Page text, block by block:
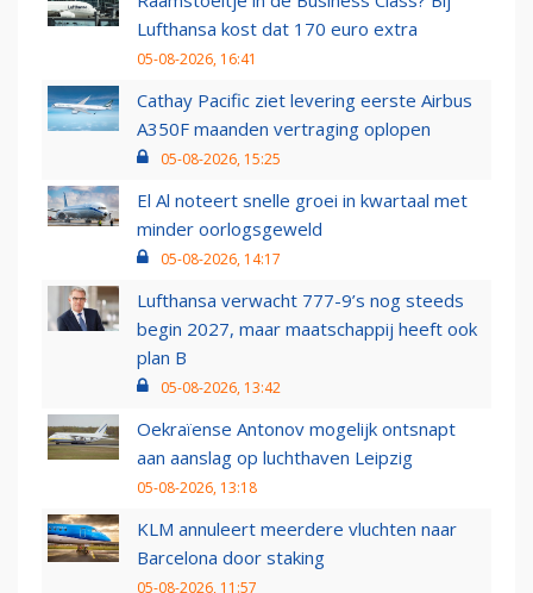
Lufthansa kost dat 170 euro extra
05-08-2026, 16:41
Cathay Pacific ziet levering eerste Airbus
A350F maanden vertraging oplopen
05-08-2026, 15:25
El Al noteert snelle groei in kwartaal met
minder oorlogsgeweld
05-08-2026, 14:17
Lufthansa verwacht 777-9’s nog steeds
begin 2027, maar maatschappij heeft ook
plan B
05-08-2026, 13:42
Oekraïense Antonov mogelijk ontsnapt
aan aanslag op luchthaven Leipzig
05-08-2026, 13:18
KLM annuleert meerdere vluchten naar
Barcelona door staking
05-08-2026, 11:57